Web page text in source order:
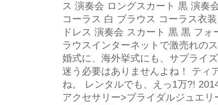
ス 演奏会 ロングスカート 黒 演奏
コーラス 白 ブラウス コーラス衣
ドレス 演奏会 スカート 黒 黒 フ
ラウスインターネットで激売れの
婚式に、海外挙式にも、サプライ
迷う必要はありませんよね！ テ
ね。 レンタルでも、えっ1万?!
アクセサリー>ブライダルジュエ